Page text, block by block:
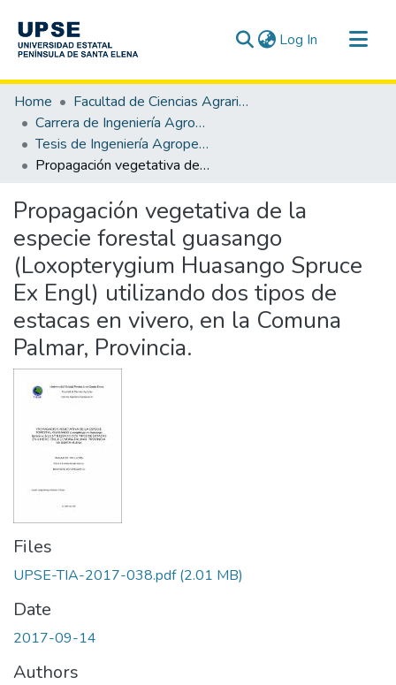
Log In (current)
Communities & Collections
All of DSpace
Statistics
Home
Facultad de Ciencias Agrarias
Carrera de Ingeniería Agropecuaria
Tesis de Ingeniería Agropecuaria
Propagación vegetativa de la especie forestal guasango (Loxopterygium Huasango Spruce Ex Engl) utilizando dos tipos de estacas en vivero, en la Comuna Palmar, Provincia.
Propagación vegetativa de la
especie forestal guasango
(Loxopterygium Huasango Spruce
Ex Engl) utilizando dos tipos de
estacas en vivero, en la Comuna
Palmar, Provincia.
Files
UPSE-TIA-2017-038.pdf(2.01 MB)
Date
2017-09-14
Authors